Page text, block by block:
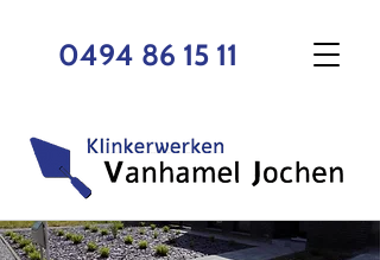
0494 86 15 11